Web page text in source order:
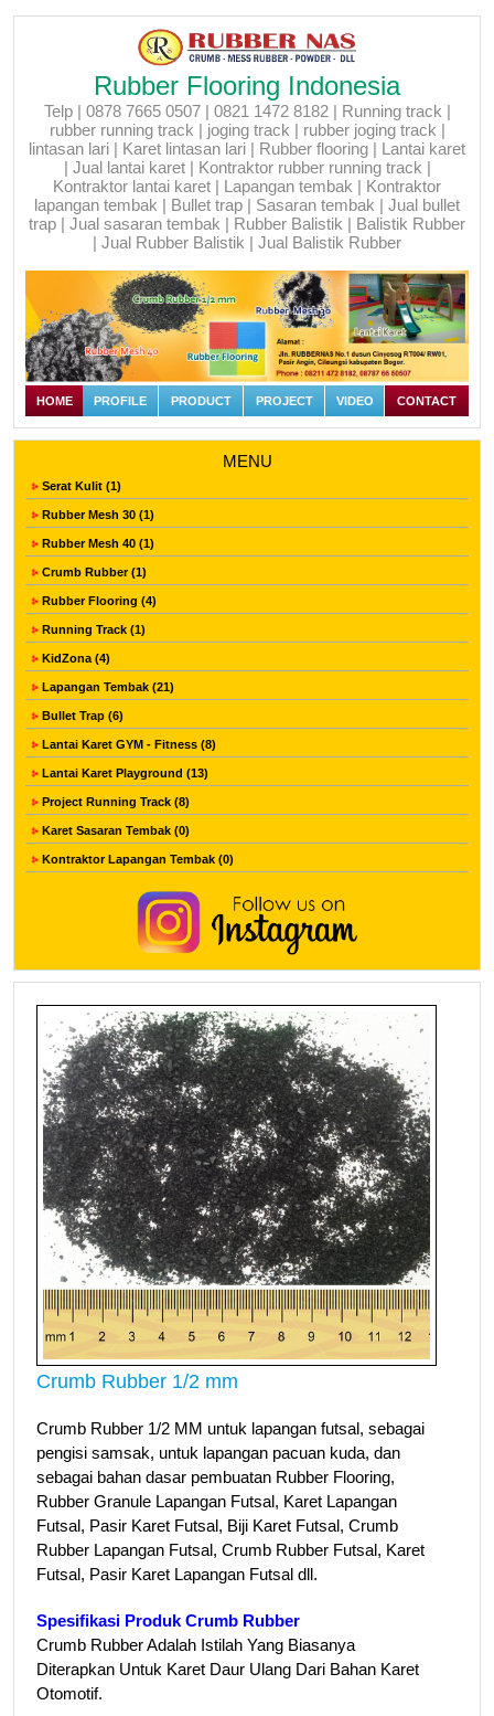
Rubber Flooring Indonesia
Telp | 0878 7665 0507 | 0821 1472 8182 | Running track |
rubber running track | joging track | rubber joging track |
lintasan lari | Karet lintasan lari | Rubber flooring | Lantai karet
| Jual lantai karet | Kontraktor rubber running track |
Kontraktor lantai karet | Lapangan tembak | Kontraktor
lapangan tembak | Bullet trap | Sasaran tembak | Jual bullet
trap | Jual sasaran tembak | Rubber Balistik | Balistik Rubber
| Jual Rubber Balistik | Jual Balistik Rubber
HOME PROFILE PRODUCT PROJECT VIDEO CONTACT
MENU
Serat Kulit (1)
Rubber Mesh 30 (1)
Rubber Mesh 40 (1)
Crumb Rubber (1)
Rubber Flooring (4)
Running Track (1)
KidZona (4)
Lapangan Tembak (21)
Bullet Trap (6)
Lantai Karet GYM - Fitness (8)
Lantai Karet Playground (13)
Project Running Track (8)
Karet Sasaran Tembak (0)
Kontraktor Lapangan Tembak (0)
Crumb Rubber 1/2 mm
Crumb Rubber 1/2 MM untuk lapangan futsal, sebagai
pengisi samsak, untuk lapangan pacuan kuda, dan
sebagai bahan dasar pembuatan Rubber Flooring,
Rubber Granule Lapangan Futsal, Karet Lapangan
Futsal, Pasir Karet Futsal, Biji Karet Futsal, Crumb
Rubber Lapangan Futsal, Crumb Rubber Futsal, Karet
Futsal, Pasir Karet Lapangan Futsal dll.
Spesifikasi Produk Crumb Rubber
Crumb Rubber Adalah Istilah Yang Biasanya
Diterapkan Untuk Karet Daur Ulang Dari Bahan Karet
Otomotif.